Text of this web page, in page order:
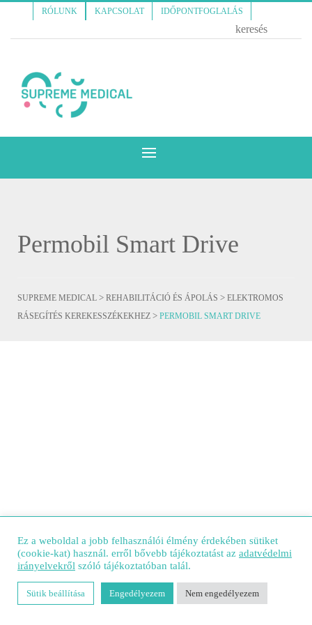
RÓLUNK KAPCSOLAT IDŐPONTFOGLALÁS
Permobil Smart Drive
SUPREME MEDICAL > REHABILITÁCIÓ ÉS ÁPOLÁS > ELEKTROMOS
RÁSEGÍTÉS KEREKESSZÉKEKHEZ > PERMOBIL SMART DRIVE
Ez a weboldal a jobb felhasználói élmény érdekében sütiket
(cookie-kat) használ. erről bővebb tájékoztatást az adatvédelmi
irányelvekről szóló tájékoztatóban talál.
Sütik beállítása Engedélyezem Nem engedélyezem